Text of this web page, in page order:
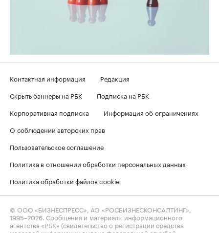
Контактная информация
Редакция
Скрыть баннеры на РБК
Подписка на РБК
Корпоративная подписка
Информация об ограничениях
О соблюдении авторских прав
Пользовательское соглашение
Политика в отношении обработки персональных данных
Политика обработки файлов cookie
© ООО «БИЗНЕСПРЕСС», АО «РОСБИЗНЕСКОНСАЛТИНГ»,
1995–2026 . Сообщения и материалы информационного
агентства «РБК» (свидетельство о регистрации средства